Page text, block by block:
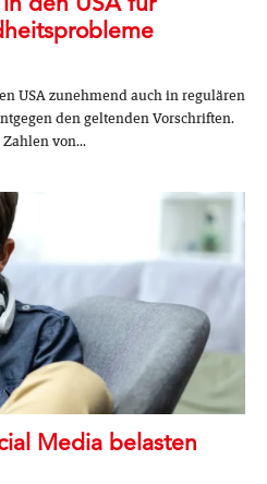
USA zunehmend auch in regulären
den geltenden Vorschriften.
von...
Media belasten